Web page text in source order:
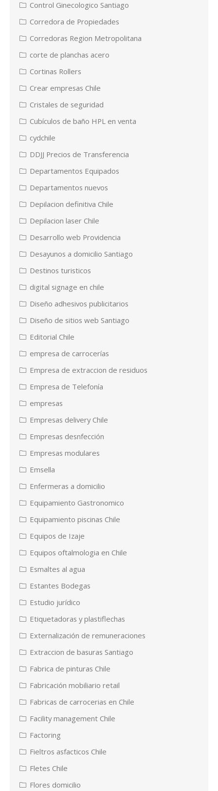
Control Ginecologico Santiago
Corredora de Propiedades
Corredoras Region Metropolitana
corte de planchas acero
Cortinas Rollers
Crear empresas Chile
Cristales de seguridad
Cubículos de baño HPL en venta
cydchile
DDJJ Precios de Transferencia
Departamentos Equipados
Departamentos nuevos
Depilacion definitiva Chile
Depilacion laser Chile
Desarrollo web Providencia
Desayunos a domicilio Santiago
Destinos turisticos
digital signage en chile
Diseño adhesivos publicitarios
Diseño de sitios web Santiago
Editorial Chile
empresa de carrocerías
Empresa de extraccion de residuos
Empresa de Telefonía
empresas
Empresas delivery Chile
Empresas desnfección
Empresas modulares
Emsella
Enfermeras a domicilio
Equipamiento Gastronomico
Equipamiento piscinas Chile
Equipos de Izaje
Equipos oftalmologia en Chile
Esmaltes al agua
Estantes Bodegas
Estudio jurídico
Etiquetadoras y plastiflechas
Externalización de remuneraciones
Extraccion de basuras Santiago
Fabrica de pinturas Chile
Fabricación mobiliario retail
Fabricas de carrocerias en Chile
Facility management Chile
Factoring
Fieltros asfacticos Chile
Fletes Chile
Flores domicilio